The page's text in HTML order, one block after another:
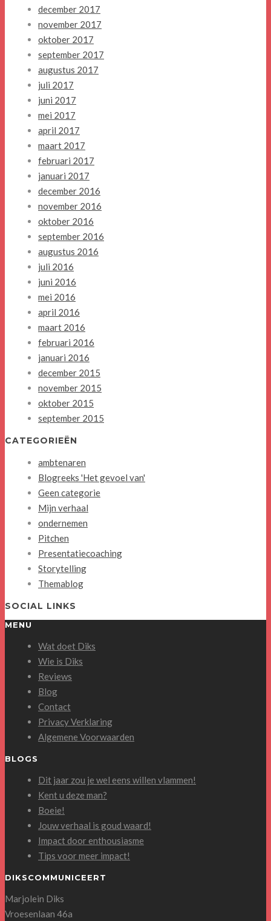
december 2017
november 2017
oktober 2017
september 2017
augustus 2017
juli 2017
juni 2017
mei 2017
april 2017
maart 2017
februari 2017
januari 2017
december 2016
november 2016
oktober 2016
september 2016
augustus 2016
juli 2016
juni 2016
mei 2016
april 2016
maart 2016
februari 2016
januari 2016
december 2015
november 2015
oktober 2015
september 2015
CATEGORIEËN
ambtenaren
Blogreeks 'Het gevoel van'
Geen categorie
Mijn verhaal
ondernemen
Pitchen
Presentatiecoaching
Storytelling
Themablog
SOCIAL LINKS
MENU
Wat doet Diks
Wie is Diks
Reviews
Blog
Contact
Privacy Verklaring
Algemene Voorwaarden
BLOGS
Dit jaar zou je wel eens willen vlammen!
Kent u deze man?
Boeie!
Jouw verhaal is goud waard!
Impact door enthousiasme
Tips voor meer impact!
DIKSCOMMUNICEERT
Marjolein Diks
Vroesenlaan 46a